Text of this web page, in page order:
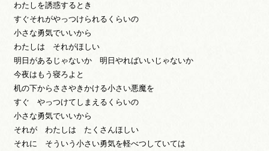
わたしを誘惑するとき
すぐそれがやっつけられるくらいの
小さな勇気でいいから
わたしは それがほしい
明日があるじゃないか 明日やればいいじゃないか
今夜はもう寝ろよと
机の下からささやきかける小さい悪魔を
すぐ やっつけてしまえるくらいの
小さな勇気でいいから
それが わたしは たくさんほしい
それに そういう小さい勇気を軽べつしていては